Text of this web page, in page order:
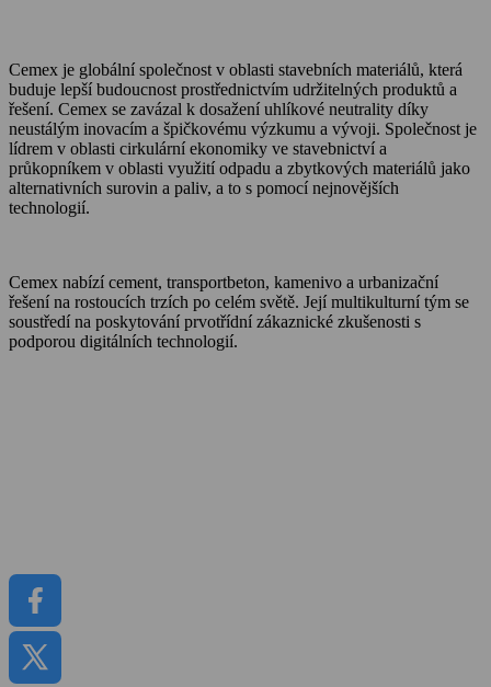
Cemex je globální společnost v oblasti stavebních materiálů, která
buduje lepší budoucnost prostřednictvím udržitelných produktů a
řešení. Cemex se zavázal k dosažení uhlíkové neutrality díky
neustálým inovacím a špičkovému výzkumu a vývoji. Společnost je
lídrem v oblasti cirkulární ekonomiky ve stavebnictví a
průkopníkem v oblasti využití odpadu a zbytkových materiálů jako
alternativních surovin a paliv, a to s pomocí nejnovějších
technologií.
Cemex nabízí cement, transportbeton, kamenivo a urbanizační
řešení na rostoucích trzích po celém světě. Její multikulturní tým se
soustředí na poskytování prvotřídní zákaznické zkušenosti s
podporou digitálních technologií.